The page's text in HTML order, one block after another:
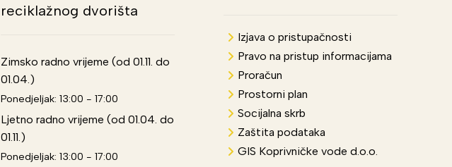
reciklažnog dvorišta
Zimsko radno vrijeme (od 01.11. do
01.04.)
Ponedjeljak: 13:00 - 17:00
Ljetno radno vrijeme (od 01.04. do
01.11.)
Ponedjeljak: 13:00 - 17:00
Izjava o pristupačnosti
Pravo na pristup informacijama
Proračun
Prostorni plan
Socijalna skrb
Zaštita podataka
GIS Koprivničke vode d.o.o.